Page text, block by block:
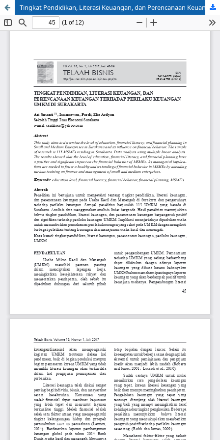
Tingkat Pendidikan, Literasi Keuangan, dan Perencanaan Keuangan terhadap Perilaku Keuangan UMKM di Surakarta